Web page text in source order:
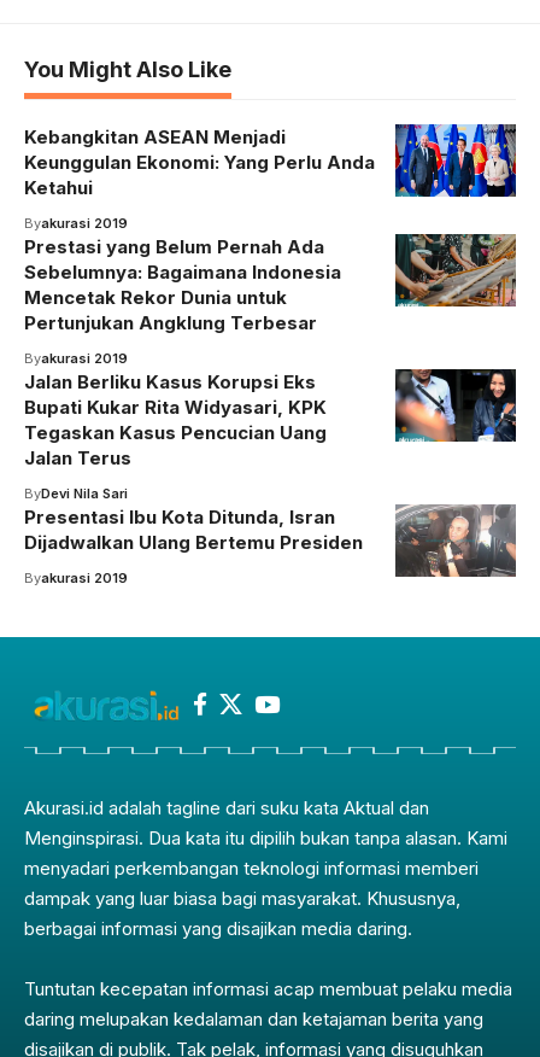
You Might Also Like
Kebangkitan ASEAN Menjadi
Keunggulan Ekonomi: Yang Perlu Anda
Ketahui
Byakurasi 2019
Prestasi yang Belum Pernah Ada
Sebelumnya: Bagaimana Indonesia
Mencetak Rekor Dunia untuk
Pertunjukan Angklung Terbesar
Byakurasi 2019
Jalan Berliku Kasus Korupsi Eks
Bupati Kukar Rita Widyasari, KPK
Tegaskan Kasus Pencucian Uang
Jalan Terus
ByDevi Nila Sari
Presentasi Ibu Kota Ditunda, Isran
Dijadwalkan Ulang Bertemu Presiden
Byakurasi 2019
Akurasi.id adalah tagline dari suku kata Aktual dan
Menginspirasi. Dua kata itu dipilih bukan tanpa alasan. Kami
menyadari perkembangan teknologi informasi memberi
dampak yang luar biasa bagi masyarakat. Khususnya,
berbagai informasi yang disajikan media daring.
Tuntutan kecepatan informasi acap membuat pelaku media
daring melupakan kedalaman dan ketajaman berita yang
disajikan di publik. Tak pelak, informasi yang disuguhkan